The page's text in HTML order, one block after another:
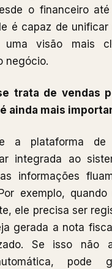
o financeiro
é capaz de unificar
uma visão mais
negócio.
trata de vendas
é ainda mais
a plataforma de
integrada ao
informações
exemplo,
ele precisa ser
gerada a nota
Se isso não
pode